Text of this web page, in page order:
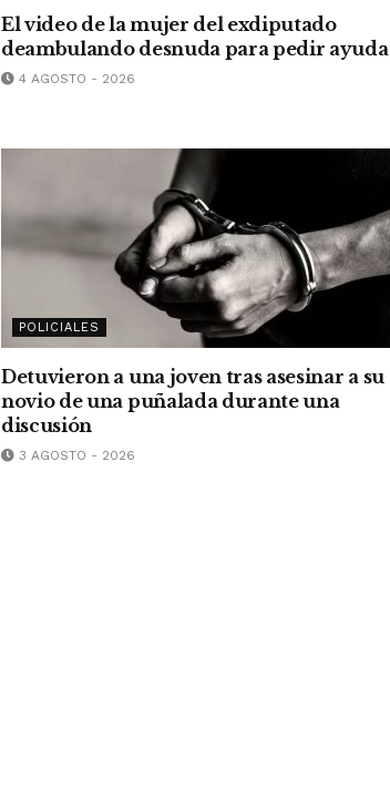
El video de la mujer del exdiputado
deambulando desnuda para pedir ayuda
4 AGOSTO - 2026
POLICIALES
Detuvieron a una joven tras asesinar a su
novio de una puñalada durante una
discusión
3 AGOSTO - 2026